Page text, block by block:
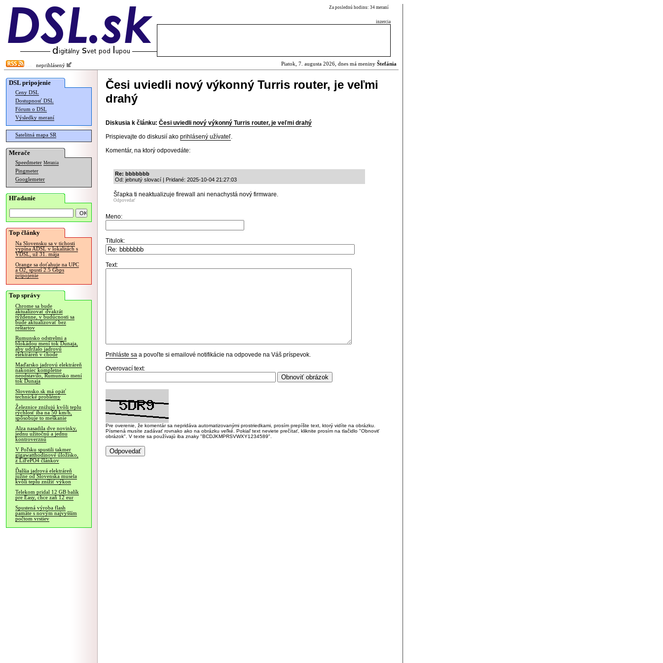
Za poslednú hodinu: 34 meraní
inzercia
neprihlásený Piatok, 7. augusta 2026, dnes má meniny Štefánia
DSL pripojenie
Ceny DSL
Dostupnosť DSL
Fórum o DSL
Výsledky meraní
Satelitná mapa SR
Merače
Speedmeter Merania
Pingmeter
Googlemeter
Hľadanie
Top články
Na Slovensku sa v tichosti
vypína ADSL v lokalitách s
VDSL, už 31. mája
Orange sa doťahuje na UPC
a O2, spustí 2.5 Gbps
pripojenie
Top správy
Chrome sa bude
aktualizovať dvakrát
týždenne, v budúcnosti sa
bude aktualizovať bez
reštartov
Rumunsko odstrelmi a
blokádou mení tok Dunaja,
aby udržalo jadrovú
elektráreň v chode
Maďarsko jadrovú elektráreň
nakoniec kompletne
neodstavilo, Rumunsko mení
tok Dunaja
Slovensko.sk má opäť
technické problémy
Železnice znižujú kvôli teplu
rýchlosť iba na 50 km/h,
spôsobuje to meškanie
Alza nasadila dve novinky,
jednu užitočnú a jednu
kontroverznú
V Poľsku spustili takmer
gigawatthodinové úložisko,
z LiFePO4 článkov
Ďalšia jadrová elektráreň
južne od Slovenska musela
kvôli teplu znížiť výkon
Telekom pridal 12 GB balík
pre Easy, chce zaň 12 eur
Spustená výroba flash
pamäte s novým najvyšším
počtom vrstiev
Česi uviedli nový výkonný Turris router, je veľmi
drahý
Diskusia k článku: Česi uviedli nový výkonný Turris router, je veľmi drahý
Prispievajte do diskusií ako prihlásený užívateľ.
Komentár, na ktorý odpovedáte:
Re: bbbbbbb
Od: jebnutý slovací | Pridané: 2025-10-04 21:27:03
Šľapka ti neaktualizuje firewall ani nenachystá nový firmware.
Odpovedať
Meno:
Titulok:
Text:
Prihláste sa a povoľte si emailové notifikácie na odpovede na Váš príspevok.
Overovací text:
Pre overenie, že komentár sa nepridáva automatizovanými prostriedkami, prosím prepíšte text, ktorý vidíte na obrázku.
Písmená musíte zadávať rovnako ako na obrázku veľké. Pokiaľ text neviete prečítať, kliknite prosím na tlačidlo "Obnoviť
obrázok". V texte sa používajú iba znaky "BCDJKMPRSVWXY1234589".